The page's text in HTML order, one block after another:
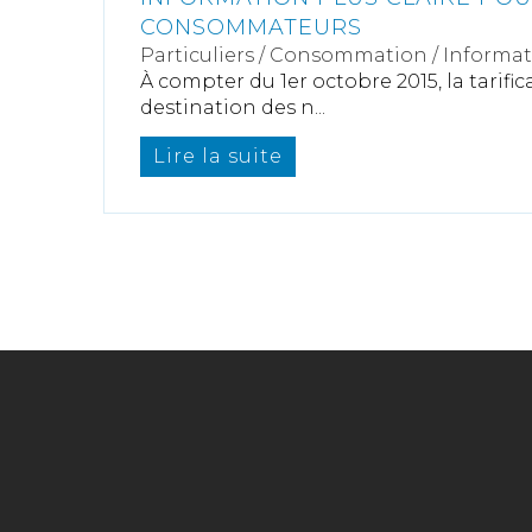
CONSOMMATEURS
Particuliers / Consommation /
À compter du 1er octobre 2015, la
destination des n...
Lire la suite